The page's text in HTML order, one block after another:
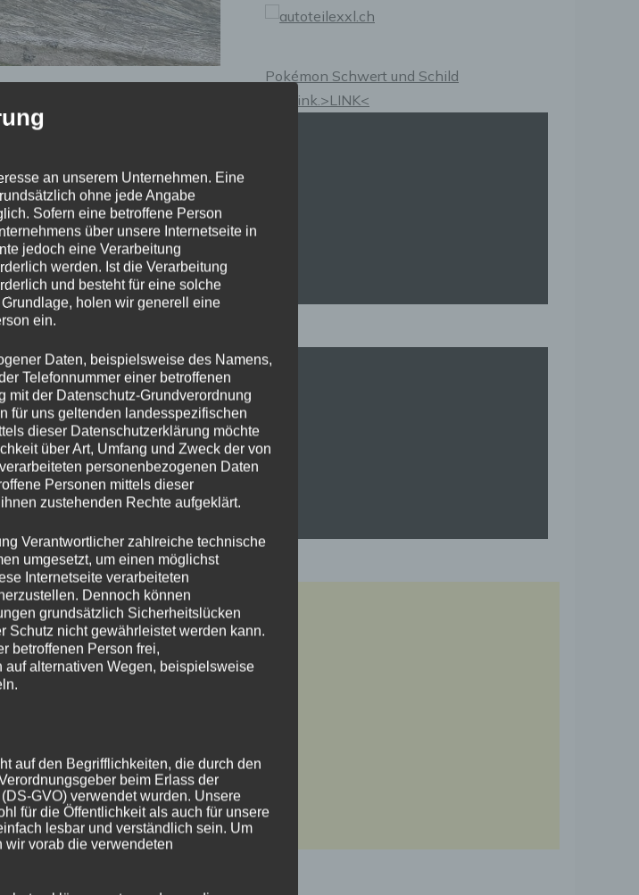
und ich hatte nun die
Pokémon Schwert und Schild
Kauflink.>LINK<
an unserem Unternehmen. Eine
ohne jede Angabe
Sofern eine betroffene Person
über unsere Internetseite in
jedoch eine Verarbeitung
werden. Ist die Verarbeitung
und besteht für eine solche
holen wir generell eine
ein.
Daten, beispielsweise des Namens,
Telefonnummer einer betroffenen
mit der Datenschutz-Grundverordnung
für uns geltenden landesspezifischen
dieser Datenschutzerklärung möchte
über Art, Umfang und Zweck der von
personenbezogenen Daten
Personen mittels dieser
zustehenden Rechte aufgeklärt.
Verantwortlicher zahlreiche technische
umgesetzt, um einen möglichst
Internetseite verarbeiteten
Dennoch können
grundsätzlich Sicherheitslücken
Schutz nicht gewährleistet werden kann.
betroffenen Person frei,
alternativen Wegen, beispielsweise
auf den Begrifflichkeiten, die durch den
beim Erlass der
GVO) verwendet wurden. Unsere
für die Öffentlichkeit als auch für unsere
lesbar und verständlich sein. Um
vorab die verwendeten